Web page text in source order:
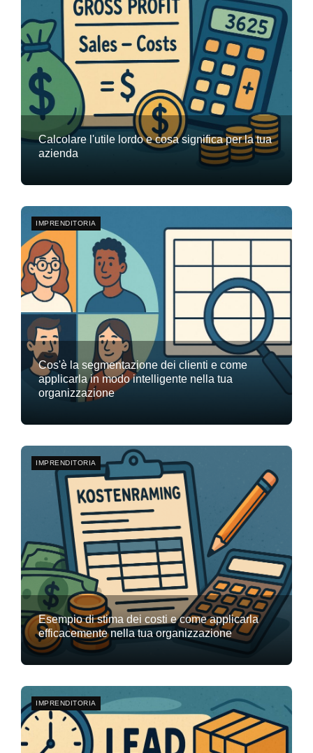
Calcolare l'utile lordo e cosa significa per la tua
azienda
Cos'è la segmentazione dei clienti e come
applicarla in modo intelligente nella tua
organizzazione
IMPRENDITORIA
Esempio di stima dei costi e come applicarla
efficacemente nella tua organizzazione
Team Flyte
IMPRENDITORIA
IMPRENDITORIA